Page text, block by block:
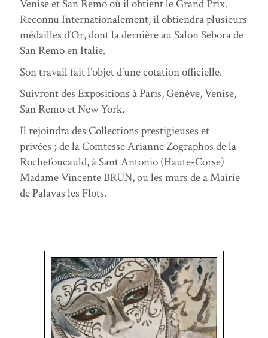
Venise et San Remo où il obtient le Grand Prix.
Reconnu Internationalement, il obtiendra plusieurs
médailles d’Or, dont la dernière au Salon Sebora de
San Remo en Italie.
Son travail fait l’objet d’une cotation officielle.
Suivront des Expositions à Paris, Genève, Venise,
San Remo et New York.
Il rejoindra des Collections prestigieuses et
privées ; de la Comtesse Arianne Zographos de la
Rochefoucauld, à Sant Antonio (Haute-Corse)
Madame Vincente BRUN, ou les murs de a Mairie
de Palavas les Flots.